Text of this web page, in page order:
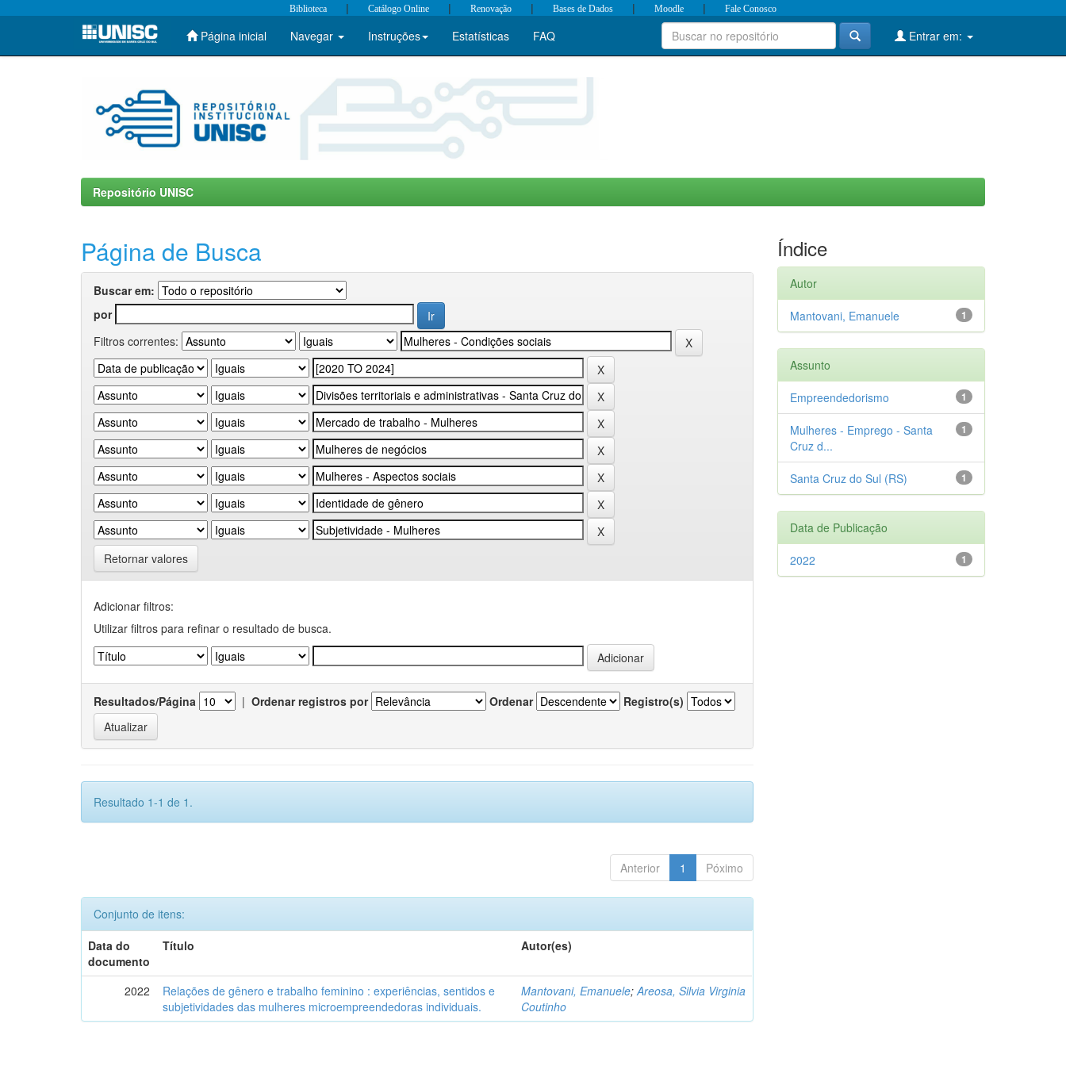
Skip
Biblioteca | Catálogo Online | Renovação | Bases de Dados | Moodle | Fale Conosco
Página inicial Navegar Instruções Estatísticas FAQ Entrar em:
Repositório UNISC
Página de Busca
Buscar em:
por
Filtros correntes:
Retornar valores
Adicionar filtros:
Utilizar filtros para refinar o resultado de busca.
Resultados/Página | Ordenar registros por Ordenar Registro(s)
Resultado 1-1 de 1.
Anterior 1 Póximo
Conjunto de itens:
Data do
documento
Título Autor(es)
2022
Relações de gênero e trabalho feminino : experiências, sentidos e
subjetividades das mulheres microempreendedoras individuais.
Mantovani, Emanuele;Areosa, Silvia Virginia
Coutinho
Índice
Autor
1
Mantovani, Emanuele
Assunto
1
Empreendedorismo
1
Mulheres - Emprego - Santa
Cruz d...
1
Santa Cruz do Sul (RS)
Data de Publicação
1
2022